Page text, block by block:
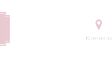
Контакты